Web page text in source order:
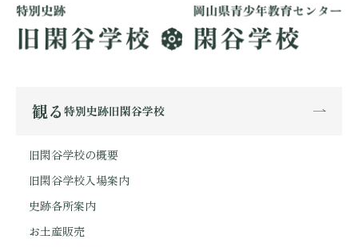
観る 特別史跡旧閑谷学校
旧閑谷学校の概要
旧閑谷学校入場案内
史跡各所案内
お土産販売